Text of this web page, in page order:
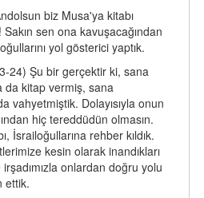
biz Musa'ya kitabı
sen ona kavuşacağından
yol gösterici yaptık.
24) Şu bir gerçektir ki, sana
da kitap vermiş, sana
vahyetmiştik. Dolayısıyla onun
hiç tereddüdün olmasın.
İsrailoğullarına rehber kıldık.
kesin olarak inandıkları
onlardan doğru yolu
ettik.